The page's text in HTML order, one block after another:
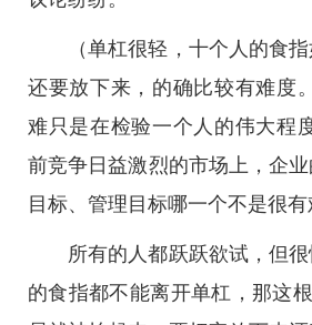
（单杠很轻，十个人的食
还要放下来，的确比较有难度
难只是在检验一个人的伟大程
前竞争日益激烈的市场上，企
目标、管理目标哪一个不是很有
所有的人都跃跃欲试，但
的食指都不能离开单杠，那这